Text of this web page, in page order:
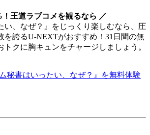
！王道ラブコメを観るなら ／
い、なぜ？』をじっくり楽しむなら、圧
を誇るU-NEXTがおすすめ！31日間の無
トクに胸キュンをチャージしましょう。
秘書はいったい、なぜ？』を無料体験